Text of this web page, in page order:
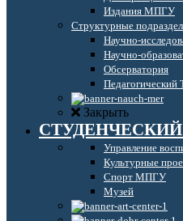
Издания МПГУ
Структурные
Научно-
Научно-
Обсерватория
Закрыть
Управление
Культурные
Спорт МПГУ
Музей